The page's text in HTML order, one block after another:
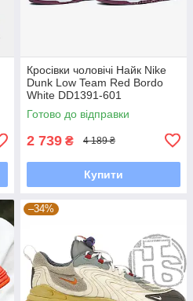
Кросівки чоловічі Найк Nike
Dunk Low Team Red Bordo
White DD1391-601
Готово до відправки
2 739 ₴ 4 189 ₴
Купити
–34%